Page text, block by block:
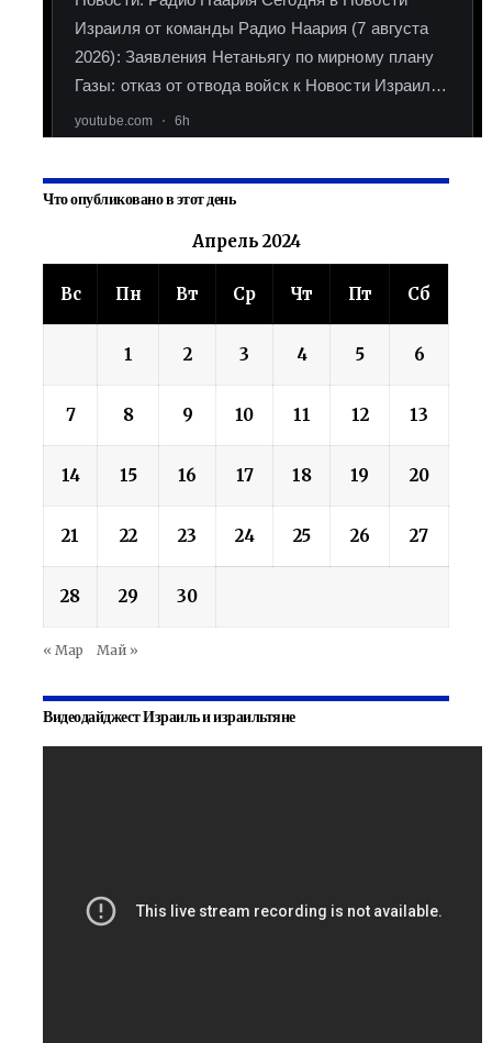
Что опубликовано в этот день
Апрель 2024
Вс Пн Вт Ср Чт Пт Сб
1 2 3 4 5 6
7 8 9 10 11 12 13
14 15 16 17 18 19 20
21 22 23 24 25 26 27
28 29 30
« Мар Май »
Видеодайджест Израиль и израильтяне